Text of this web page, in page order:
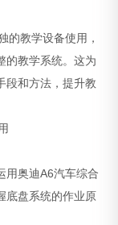
的教学设备使用，
的教学系统。这为
段和方法，提升教
用奥迪A6汽车综合
底盘系统的作业原